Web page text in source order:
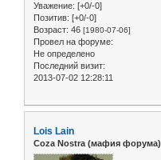
Уважение: [+0/-0]
Позитив: [+0/-0]
Возраст: 46 [1980-07-06]
Провел на форуме:
Не определено
Последний визит:
2013-07-02 12:28:11
Lois Lain
Coza Nostra (мафия форума)